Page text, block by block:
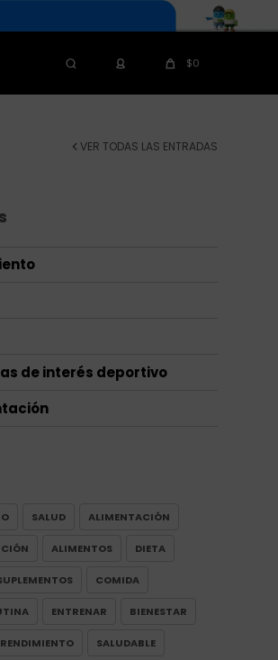
$0
VER TODAS LAS ENTRADAS
de interés deportivo
SALUD ALIMENTACIÓN
ALIMENTOS DIETA
COMIDA
ENTRENAR BIENESTAR
RENDIMIENTO SALUDABLE